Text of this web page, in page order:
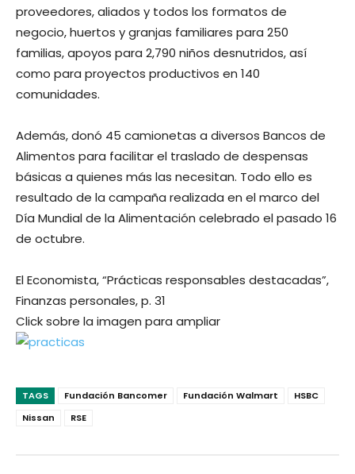
proveedores, aliados y todos los formatos de
negocio, huertos y granjas familiares para 250
familias, apoyos para 2,790 niños desnutridos, así
como para proyectos productivos en 140
comunidades.
Además, donó 45 camionetas a diversos Bancos de
Alimentos para facilitar el traslado de despensas
básicas a quienes más las necesitan. Todo ello es
resultado de la campaña realizada en el marco del
Día Mundial de la Alimentación celebrado el pasado 16
de octubre.
El Economista, “Prácticas responsables destacadas”,
Finanzas personales, p. 31
Click sobre la imagen para ampliar
TAGS Fundación Bancomer Fundación Walmart
HSBC
Nissan
RSE